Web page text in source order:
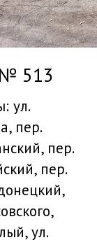
№ 513
ул.
пер.
пер.
пер.
ул.